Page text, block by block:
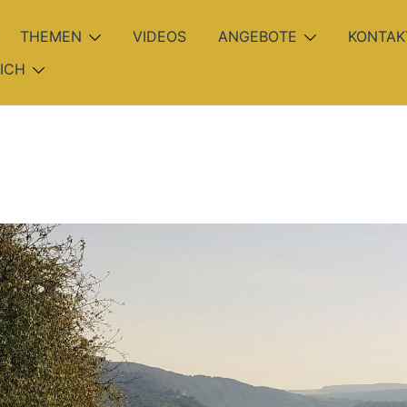
THEMEN VIDEOS ANGEBOTE